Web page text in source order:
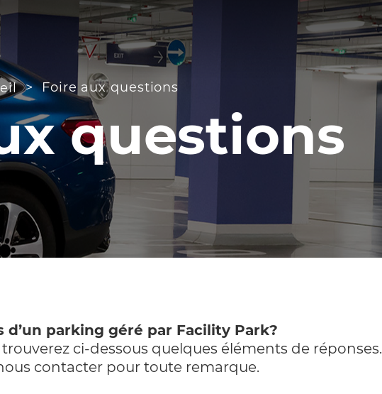
> Foire aux questions
questions
d’un parking géré par Facility Park?
ci-dessous quelques éléments de réponses.
contacter pour toute remarque.